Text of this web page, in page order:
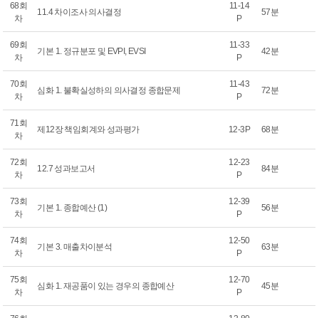
68회
차
11.4 차이조사 의사결정
11-14
P
57분
69회
차
기본 1. 정규분포 및 EVPI, EVSI
11-33
P
42분
70회
차
심화 1. 불확실성하의 의사결정 종합문제
11-43
P
72분
71회
차
제12장 책임회계와 성과평가 12-3P 68분
72회
차
12.7 성과보고서
12-23
P
84분
73회
차
기본 1. 종합예산 (1)
12-39
P
56분
74회
차
기본 3. 매출차이분석
12-50
P
63분
75회
차
심화 1. 재공품이 있는 경우의 종합예산
12-70
P
45분